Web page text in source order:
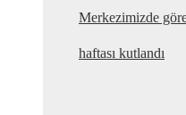
Merkezimizde
haftası kutlandı